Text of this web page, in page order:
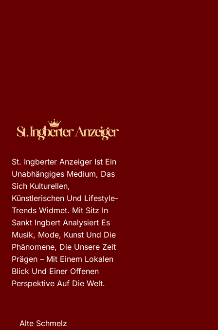
St. Ingberter Anzeiger Ist Ein
Unabhängiges Medium, Das
Sich Kulturellen,
Künstlerischen Und Lifestyle-
Trends Widmet. Mit Sitz In
Sankt Ingbert Analysiert Es
Musik, Mode, Kunst Und Die
Phänomene, Die Unsere Zeit
Prägen – Mit Einem Lokalen
Blick Und Einer Offenen
Perspektive Auf Die Welt.
Alte Schmelz